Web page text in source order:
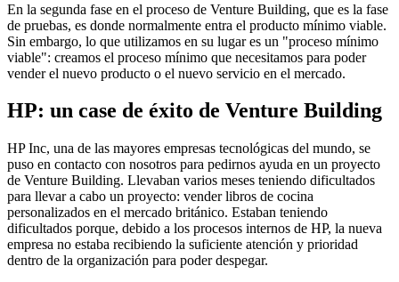
En la segunda fase en el proceso de Venture Building, que es la fase
de pruebas, es donde normalmente entra el producto mínimo viable.
Sin embargo, lo que utilizamos en su lugar es un "proceso mínimo
viable": creamos el proceso mínimo que necesitamos para poder
vender el nuevo producto o el nuevo servicio en el mercado.
HP: un case de éxito de Venture Building
HP Inc, una de las mayores empresas tecnológicas del mundo, se
puso en contacto con nosotros para pedirnos ayuda en un proyecto
de Venture Building. Llevaban varios meses teniendo dificultados
para llevar a cabo un proyecto: vender libros de cocina
personalizados en el mercado británico. Estaban teniendo
dificultados porque, debido a los procesos internos de HP, la nueva
empresa no estaba recibiendo la suficiente atención y prioridad
dentro de la organización para poder despegar.